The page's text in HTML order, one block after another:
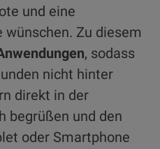
und eine
wünschen. Zu diesem
, sodass
nicht hinter
direkt in der
begrüßen und den
oder Smartphone